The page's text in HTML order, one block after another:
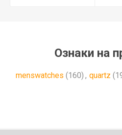
Ознаки на
menswatches (160) , quartz